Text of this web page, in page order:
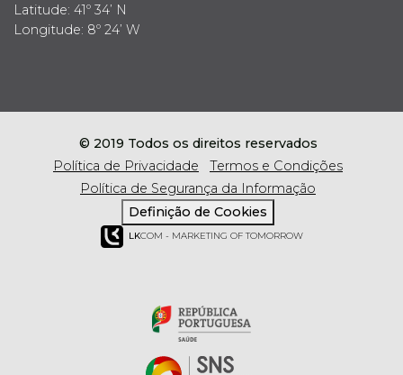
Latitude: 41º 34’ N
Longitude: 8º 24’ W
© 2019 Todos os direitos reservados
Política de Privacidade
Termos e Condições
Política de Segurança da Informação
Definição de Cookies
LKCOM - MARKETING OF TOMORROW